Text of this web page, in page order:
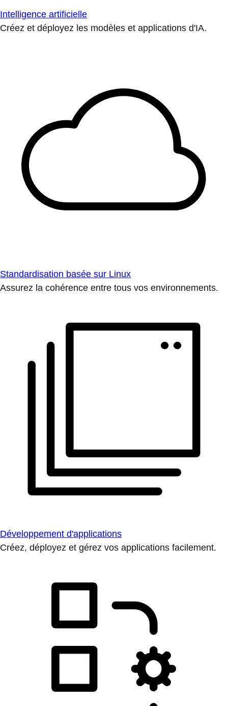
Intelligence artificielle
Créez et déployez les modèles et applications d'IA.
Standardisation basée sur Linux
Assurez la cohérence entre tous vos environnements.
Développement d'applications
Créez, déployez et gérez vos applications facilement.